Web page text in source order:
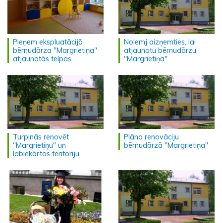
Pieņem ekspluatācijā
bērnudārza "Margrietiņa"
atjaunotās telpas
Nolemj aizņemties, lai
atjaunotu bērnudārzu
"Margrietiņa"
Turpinās renovēt
"Margrietiņu" un
labiekārtos teritoriju
Plāno renovāciju
bērnudārzā "Margrietiņa"